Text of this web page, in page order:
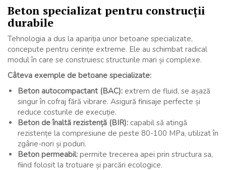
Beton specializat pentru construcții
durabile
Tehnologia a dus la apariția unor betoane specializate,
concepute pentru cerințe extreme. Ele au schimbat radical
modul în care se construiesc structurile mari și complexe.
Câteva exemple de betoane specializate:
Beton autocompactant (BAC): extrem de fluid, se așază
singur în cofraj fără vibrare. Asigură finisaje perfecte și
reduce costurile de execuție.
Beton de înaltă rezistență (BIR): capabil să atingă
rezistențe la compresiune de peste 80-100 MPa, utilizat în
zgârie-nori și poduri.
Beton permeabil: permite trecerea apei prin structura sa,
fiind folosit la trotuare și parcări ecologice.